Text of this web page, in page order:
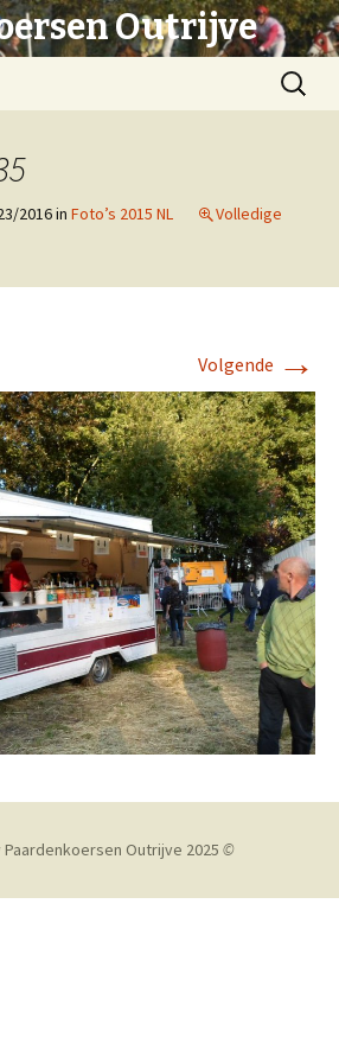
Outrijve
Zoeken
naar:
2016in Foto’s 2015 NL
Volledige
Volgende →
Outrijve 2025 ©